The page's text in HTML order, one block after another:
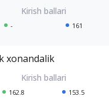
- 161
xonandalik
162.8 153.5